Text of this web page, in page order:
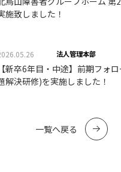
施致しました！
法人管理本部
【新卒6年目・中途】前期フォ
解決研修)を実施しました！
一覧へ戻る